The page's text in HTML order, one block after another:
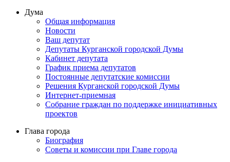
Дума
Общая информация
Новости
Ваш депутат
Депутаты Курганской городской Думы
Кабинет депутата
График приема депутатов
Постоянные депутатские комиссии
Решения Курганской городской Думы
Интернет-приемная
Собрание граждан по поддержке инициативных
проектов
Глава города
Биография
Советы и комиссии при Главе города